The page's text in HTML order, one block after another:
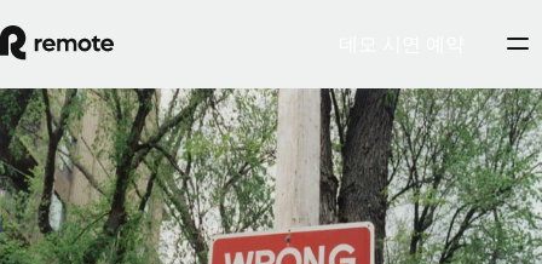
계약자 관리
직원 및 독립 계약자 오분류 방지 가이드
직원 오분류를 방지할 때는 의도보다는 행동이 중요합니다. 근로